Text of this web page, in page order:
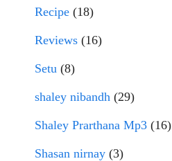
Recipe (18)
Reviews (16)
Setu (8)
shaley nibandh (29)
Shaley Prarthana Mp3 (16)
Shasan nirnay (3)